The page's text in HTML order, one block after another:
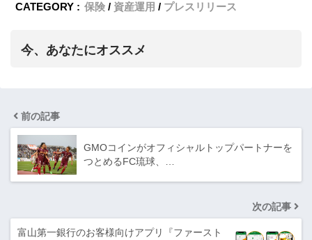
CATEGORY : 保険 資産運用 プレスリリース
今、あなたにオススメ
前の記事
GMOコインがオフィシャルトップパートナーを
つとめるFC琉球、…
次の記事
富山第一銀行のお客様向けアプリ『ファースト